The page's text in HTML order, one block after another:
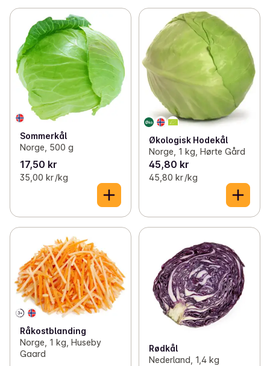
Sommerkål
Norge, 500 g
17,50 kr
35,00 kr /kg
Økologisk Hodekål
Norge, 1 kg, Hørte Gård
45,80 kr
45,80 kr /kg
Råkostblanding
Norge, 1 kg, Huseby
Gaard
Rødkål
Nederland, 1,4 kg